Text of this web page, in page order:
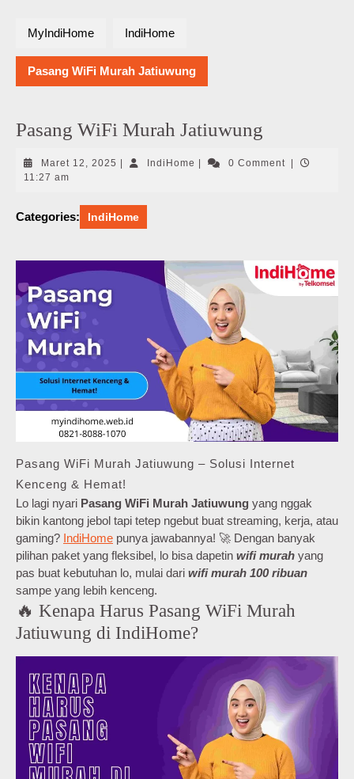
MyIndiHome IndiHome
Pasang WiFi Murah Jatiuwung
Pasang WiFi Murah Jatiuwung
Maret 12, 2025 Maret
IndiHome IndiHome0 Comment
11:27 am
Categories: IndiHome
Pasang WiFi Murah Jatiuwung – Solusi Internet
Kenceng & Hemat!
Lo lagi nyari Pasang WiFi Murah Jatiuwung yang nggak
bikin kantong jebol tapi tetep ngebut buat streaming, kerja, atau
gaming? IndiHome punya jawabannya! 🚀 Dengan banyak
pilihan paket yang fleksibel, lo bisa dapetin wifi murah yang
pas buat kebutuhan lo, mulai dari wifi murah 100 ribuan
sampe yang lebih kenceng.
🔥 Kenapa Harus Pasang WiFi Murah
Jatiuwung di IndiHome?